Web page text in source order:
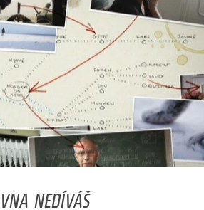
NEDÍVÁŠ